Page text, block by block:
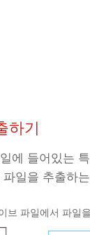
하기
에 들어있는
일을 추출하
브 파일에서 파일